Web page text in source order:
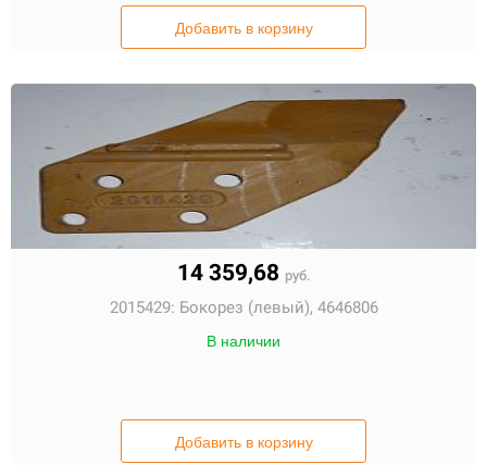
Добавить в корзину
14 359,68 руб.
2015429: Бокорез (левый), 4646806
В наличии
Добавить в корзину